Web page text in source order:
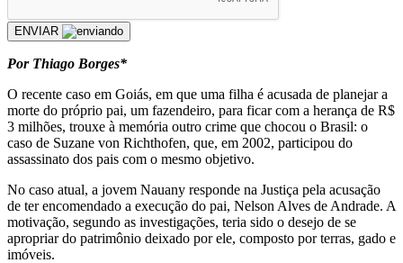
ENVIAR
Por Thiago Borges*
O recente caso em Goiás, em que uma filha é acusada de planejar a
morte do próprio pai, um fazendeiro, para ficar com a herança de R$
3 milhões, trouxe à memória outro crime que chocou o Brasil: o
caso de Suzane von Richthofen, que, em 2002, participou do
assassinato dos pais com o mesmo objetivo.
No caso atual, a jovem Nauany responde na Justiça pela acusação
de ter encomendado a execução do pai, Nelson Alves de Andrade. A
motivação, segundo as investigações, teria sido o desejo de se
apropriar do patrimônio deixado por ele, composto por terras, gado e
imóveis.